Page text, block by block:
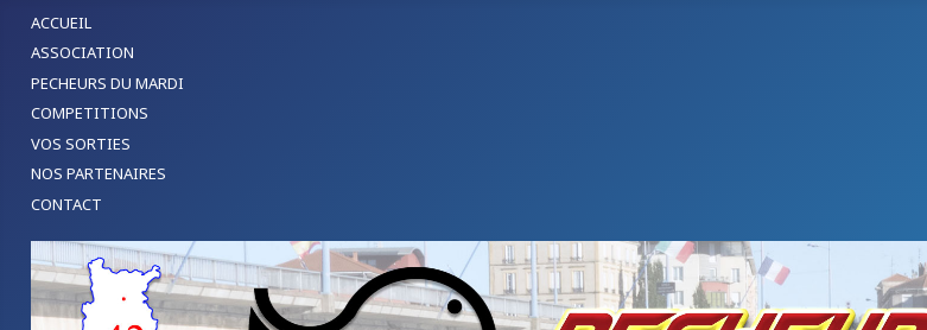
ACCUEIL
ASSOCIATION
PECHEURS DU MARDI
COMPETITIONS
VOS SORTIES
NOS PARTENAIRES
CONTACT